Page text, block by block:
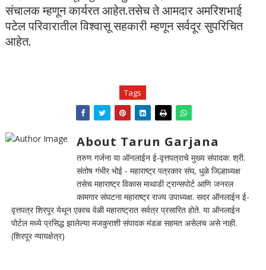
संचालक म्हणून कार्यरत आहेत.तसेच ते आमदार अमरिशभाई
पटेल परिवारातील विश्वासू सहकारी म्हणून सर्वदूर सुपरिचित
आहेत.
Tags
About Tarun Garjana
तरुण गर्जना या ऑनलाईन ई-वृत्तपत्राचे मुख्य संपादक: श्री.
संतोष गंभीर भोई - महाराष्ट्र पत्रकार संघ, धुळे जिल्हाध्यक्ष
तसेच महाराष्ट्र विकास माथाडी ट्रान्सपोर्ट आणि जनरल
कामगार संघटना महाराष्ट्र राज्य उपाध्यक्ष. सदर ऑनलाईन ई-
वृत्तपत्र शिरपूर येथून एकाच वेळी महाराष्ट्रात सर्वत्र प्रसारित होते. या ऑनलाईन
पोर्टल मध्ये प्रसिद्ध झालेल्या मजकुराशी संपादक मंडळ सहमत असेलच असे नाही.
(शिरपूर न्यायक्षेत्र)